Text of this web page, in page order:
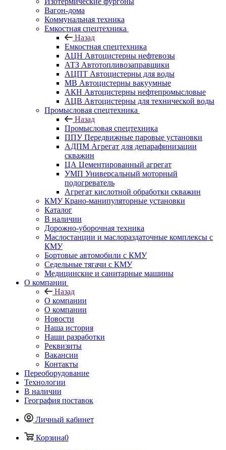
Вагон-дома
Коммунальная техника
Емкостная спецтехника
Назад
Емкостная спецтехника
АЦН Автоцистерны нефтевозы
АТЗ Автотопливозаправщики
АЦПТ Автоцистерны для воды
МВ Автоцистерны вакуумные
АКН Автоцистерны нефтепромысловые
АЦВ Автоцистерны для технической воды
Промысловая спецтехника
Назад
Промысловая спецтехника
ППУ Передвижные паровые установки
АДПМ Агрегат для депарафинизации
скважин
ЦА Цементированный агрегат
УМП Универсальный моторный
подогреватель
Агрегат кислотной обработки скважин
КМУ Крано-манипуляторные установки
Каталог
В наличии
Дорожно-уборочная техника
Маслостанции и маслораздаточные комплексы с
КМУ
Бортовые автомобили с КМУ
Седельные тягачи с КМУ
Медицинские и санитарные машины
О компании
Назад
О компании
О компании
Новости
Наша история
Наши разработки
Реквизиты
Вакансии
Контакты
Переоборудование
Технологии
В наличии
География поставок
Личный кабинет
Корзина0